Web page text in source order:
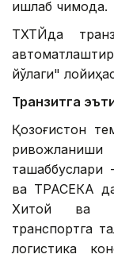
ишлаб чиқмоқда.
ТХТЙда
йўлаги"
Транзитга
Қозоғистон
ривожланиши
ва ТРАСЕКА
Хитой ва
транспортга
логистика